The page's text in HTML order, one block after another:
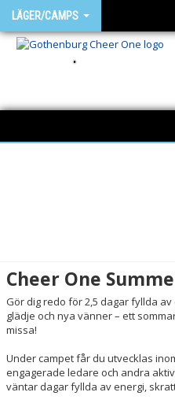
LÄGER/CAMPS
.
Cheer One
Gör dig redo för 2,5 dagar fyllda
glädje och nya vänner – ett
missa!
Under campet får du utvecklas
engagerade ledare och andra
väntar dagar fyllda av energi,